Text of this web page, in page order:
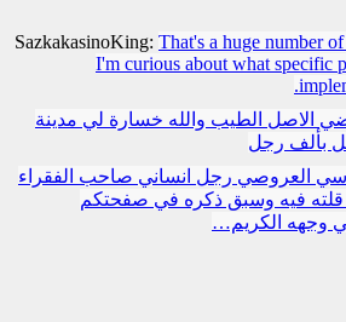
SazkakasinoKing: That's a huge number
I'm curious about what specific
الاصل الطيب والله خسارة لي مدينة
بألف رجل
سي العروصي رجل انساني صاحب الفقراء
قلته فيه وسبق ذكره في صفحتكم
وجهه الكريم…